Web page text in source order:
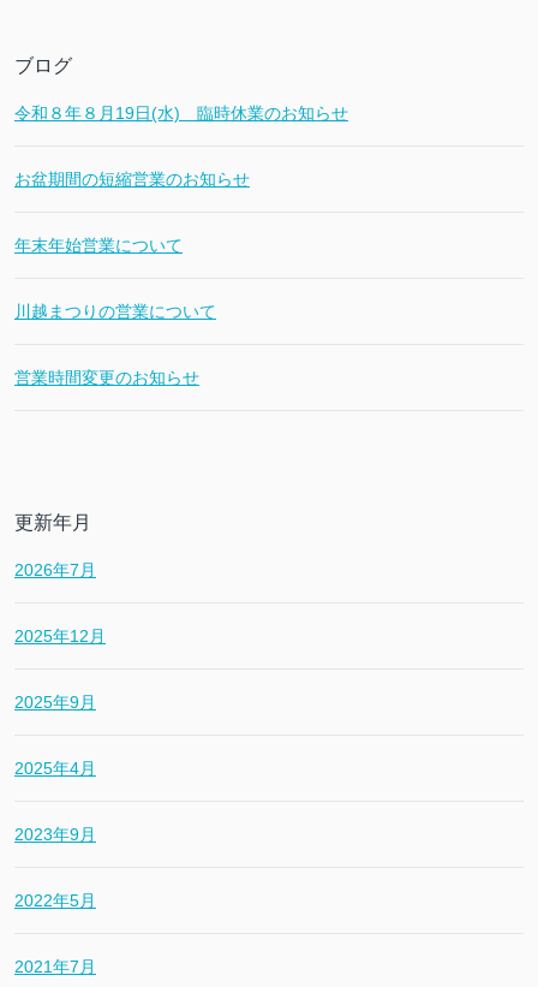
ブログ
令和８年８月19日(水) 臨時休業のお知らせ
お盆期間の短縮営業のお知らせ
年末年始営業について
川越まつりの営業について
営業時間変更のお知らせ
更新年月
2026年7月
2025年12月
2025年9月
2025年4月
2023年9月
2022年5月
2021年7月